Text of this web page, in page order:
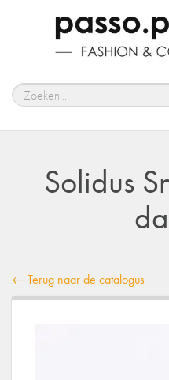
Solidus
← Terug naar de catalogus